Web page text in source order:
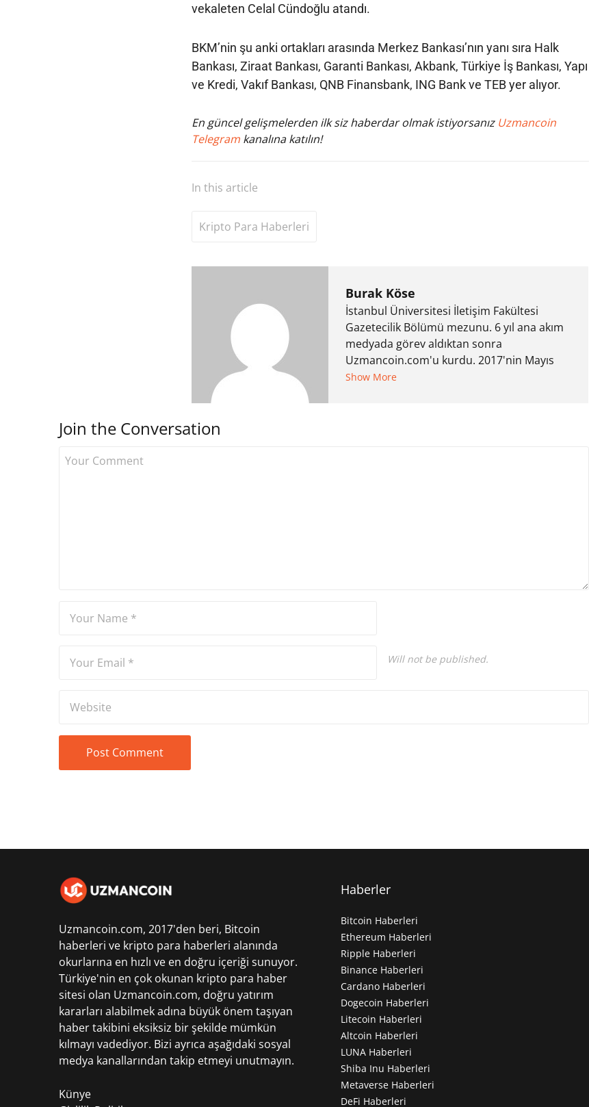
vekaleten Celal Cündoğlu atandı.
BKM’nin şu anki ortakları arasında Merkez Bankası’nın yanı sıra Halk
Bankası, Ziraat Bankası, Garanti Bankası, Akbank, Türkiye İş Bankası, Yapı
ve Kredi, Vakıf Bankası, QNB Finansbank, ING Bank ve TEB yer alıyor.
En güncel gelişmelerden ilk siz haberdar olmak istiyorsanız Uzmancoin
Telegram kanalına katılın!
In this article
Kripto Para Haberleri
Burak Köse
İstanbul Üniversitesi İletişim Fakültesi
Gazetecilik Bölümü mezunu. 6 yıl ana akım
medyada görev aldıktan sonra
Uzmancoin.com'u kurdu. 2017'nin Mayıs
ayından bu yana bilfiil kripto para
Show More
Join the Conversation
Will not be published.
Uzmancoin.com, 2017'den beri, Bitcoin
haberleri ve kripto para haberleri alanında
okurlarına en hızlı ve en doğru içeriği sunuyor.
Türkiye'nin en çok okunan kripto para haber
sitesi olan Uzmancoin.com, doğru yatırım
kararları alabilmek adına büyük önem taşıyan
haber takibini eksiksiz bir şekilde mümkün
kılmayı vadediyor. Bizi ayrıca aşağıdaki sosyal
medya kanallarından takip etmeyi unutmayın.
Künye
Haberler
Bitcoin Haberleri
Ethereum Haberleri
Ripple Haberleri
Binance Haberleri
Cardano Haberleri
Dogecoin Haberleri
Litecoin Haberleri
Altcoin Haberleri
LUNA Haberleri
Shiba Inu Haberleri
Metaverse Haberleri
DeFi Haberleri